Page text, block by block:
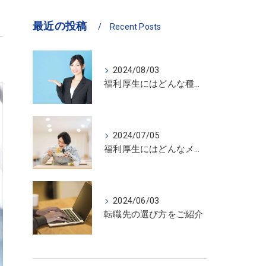
最近の投稿 Recent Posts
2024/08/03
福利厚生にはどんな種類がある？詳しくご紹介
2024/07/05
福利厚生にはどんなメリットがある？詳しくご紹介
2024/06/03
転職先の選び方をご紹介